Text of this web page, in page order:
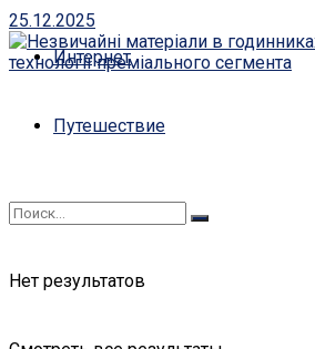
Интернет
Путешествие
Нет результатов
25.12.2025